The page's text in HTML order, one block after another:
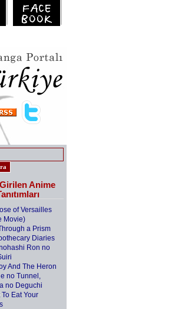
Anime
of Versailles
Movie)
a Prism
Diaries
Ron no
And The Heron
no Tunnel,
no Deguchi
To Eat Your